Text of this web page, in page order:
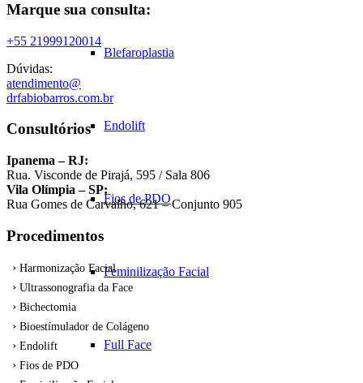
Blefaroplastia
Endolift
Fios de PDO
Feminilização Facial
Full Face
Marque sua consulta:
+55 21999120014
Dúvidas:
atendimento@
drfabiobarros.com.br
Consultórios
Ipanema – RJ:
Rua. Visconde de Pirajá, 595 / Sala 806
Vila Olímpia – SP:
Rua Gomes de Carvalho, 621 – Conjunto 905
Procedimentos
Harmonização Facial
Ultrassonografia da Face
Bichectomia
Bioestímulador de Colágeno
Endolift
Fios de PDO